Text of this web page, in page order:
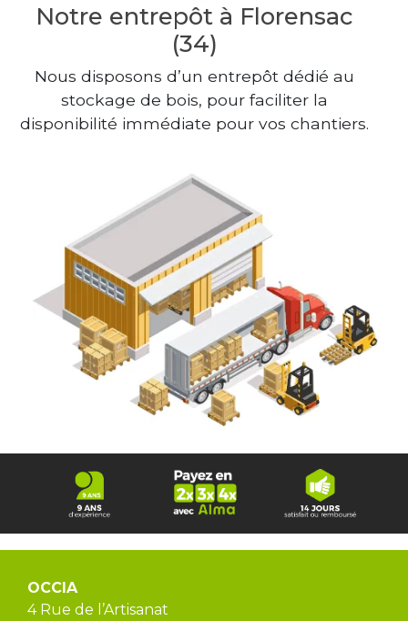
Notre entrepôt à Florensac
(34)
Nous disposons d’un entrepôt dédié au
stockage de bois, pour faciliter la
disponibilité immédiate pour vos chantiers.
OCCIA
4 Rue de l’Artisanat